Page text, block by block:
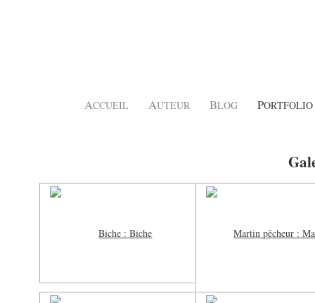
ACCUEIL AUTEUR BLOG PORTFOLIO